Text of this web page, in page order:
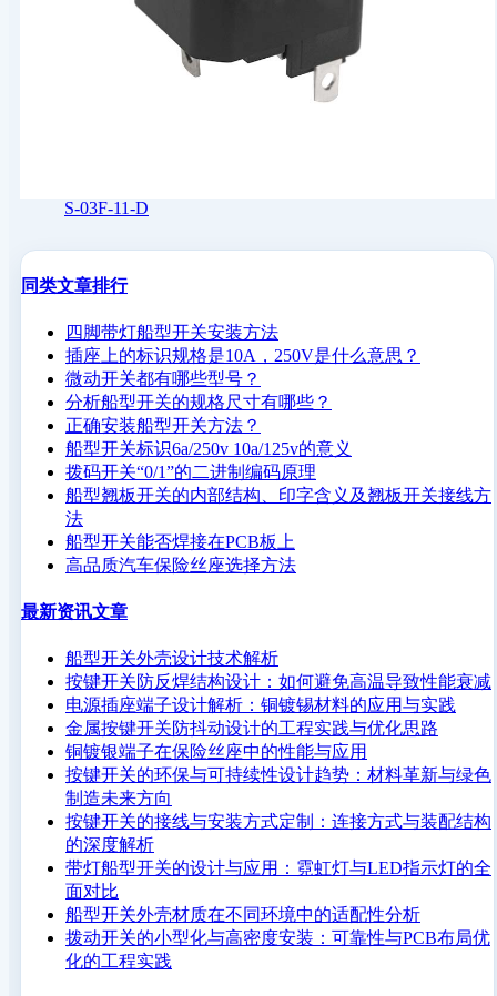
S-03F-11-D
同类文章排行
四脚带灯船型开关安装方法
插座上的标识规格是10A，250V是什么意思？
微动开关都有哪些型号？
分析船型开关的规格尺寸有哪些？
正确安装船型开关方法？
船型开关标识6a/250v 10a/125v的意义
拨码开关“0/1”的二进制编码原理
船型翘板开关的内部结构、印字含义及翘板开关接线方
法
船型开关能否焊接在PCB板上
高品质汽车保险丝座选择方法
最新资讯文章
船型开关外壳设计技术解析
按键开关防反焊结构设计：如何避免高温导致性能衰减
电源插座端子设计解析：铜镀锡材料的应用与实践
金属按键开关防抖动设计的工程实践与优化思路
铜镀银端子在保险丝座中的性能与应用
按键开关的环保与可持续性设计趋势：材料革新与绿色
制造未来方向
按键开关的接线与安装方式定制：连接方式与装配结构
的深度解析
带灯船型开关的设计与应用：霓虹灯与LED指示灯的全
面对比
船型开关外壳材质在不同环境中的适配性分析
拨动开关的小型化与高密度安装：可靠性与PCB布局优
化的工程实践